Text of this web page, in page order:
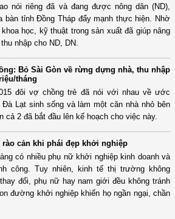
nói riêng đã và đang được nông dân (ND),
bàn tỉnh Đồng Tháp đẩy mạnh thực hiện. Nhờ
học, kỹ thuật trong sản xuất đã giúp nâng
nhập cho ND, DN.
Bỏ Sài Gòn về rừng dựng nhà, thu nhập
tháng
đôi vợ chồng trẻ đã nói với nhau về ước
Lạt sinh sống và làm một căn nhà nhỏ bên
cả 2 đã bắt đầu lên kế hoạch cho việc này.
rào cản khi phái đẹp khởi nghiệp
có nhiều phụ nữ khởi nghiệp kinh doanh và
công. Tuy nhiên, kinh tế thị trường không
đổi, phụ nữ hay nam giới đều không tránh
đường khởi nghiệp khiến họ ngần ngại, chần